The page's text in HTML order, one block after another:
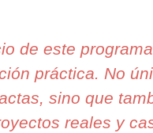
de este
práctica. No
sino que
reales y